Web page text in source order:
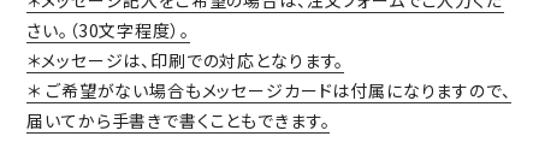
さい。（30文字程度）。
＊メッセージは、印刷での対応となります。
＊ ご希望がない場合もメッセージカードは付属になりますので、
届いてから手書きで書くこともできます。